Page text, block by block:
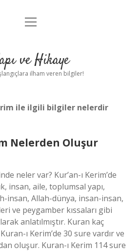
Anasayfa
Yasal Uyarı
menüyü
ve Hikaye
ilham veren bilgiler!
ile ilgili bilgiler nelerdir
Nelerden Oluşur
neler var? Kur’an-ı Kerim’de
insan, aile, toplumsal yapı,
insan, Allah-dünya, insan-insan,
ve peygamber kıssaları gibi
anlatılmıştır. Kuran kaç
ı Kerim’de 30 sure vardır ve
oluşur. Kuran-ı Kerim 114 sure